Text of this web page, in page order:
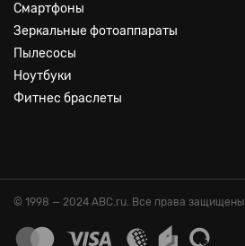
Смартфоны
Зеркальные фотоаппараты
Пылесосы
Ноутбуки
Фитнес браслеты
© 1998 — 2024 ABC.ru. Все права защищены